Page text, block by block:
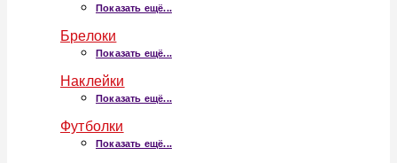
Показать ещё...
Брелоки
Показать ещё...
Наклейки
Показать ещё...
Футболки
Показать ещё...